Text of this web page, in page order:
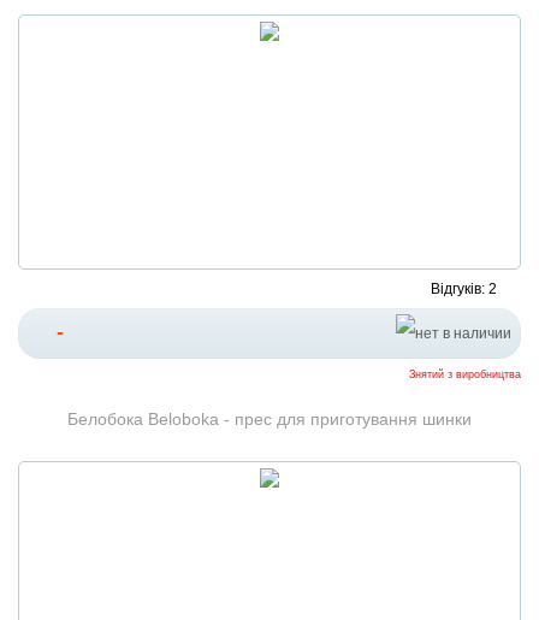
Відгуків: 2
-
Знятий з виробництва
Белобока Beloboka - прес для приготування шинки